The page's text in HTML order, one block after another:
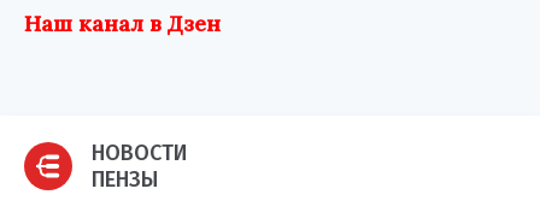
Наш канал в Дзен
НОВОСТИ
ПЕНЗЫ